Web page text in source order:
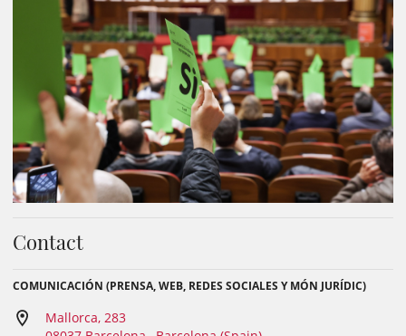
Contact
COMUNICACIÓN (PRENSA, WEB, REDES SOCIALES Y MÓN JURÍDIC)
Mallorca, 283